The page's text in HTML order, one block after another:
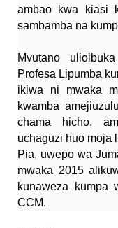
ambao kwa kiasi
sambamba na
Mvutano
Profesa Lipumba
ikiwa ni mwaka
kwamba
chama hicho,
uchaguzi huo moja
Pia, uwepo wa
mwaka 2015
kunaweza kumpa
CCM.